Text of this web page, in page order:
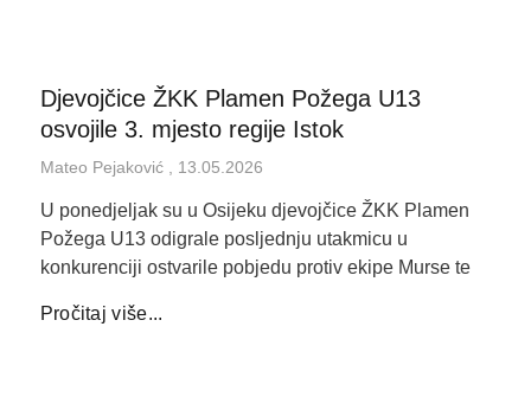
Djevojčice ŽKK Plamen Požega U13
osvojile 3. mjesto regije Istok
Mateo Pejaković 13.05.2026
U ponedjeljak su u Osijeku djevojčice ŽKK Plamen
Požega U13 odigrale posljednju utakmicu u
konkurenciji ostvarile pobjedu protiv ekipe Murse te
Pročitaj više...